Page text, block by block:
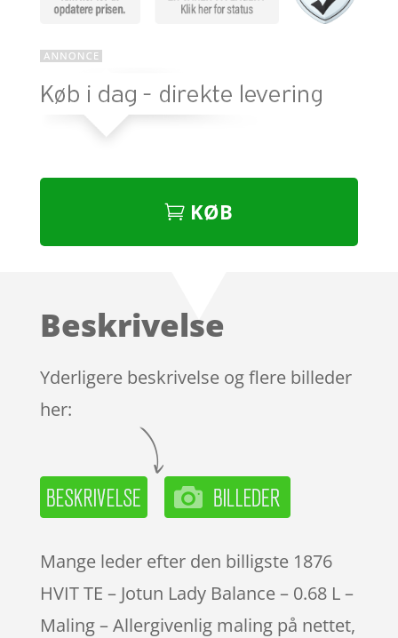
KØB
Beskrivelse
Yderligere beskrivelse og flere billeder
her:
Mange leder efter den billigste 1876
HVIT TE – Jotun Lady Balance – 0.68 L –
Maling – Allergivenlig maling på nettet,